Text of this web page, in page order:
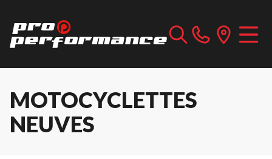
MOTOCYCLETTES
NEUVES